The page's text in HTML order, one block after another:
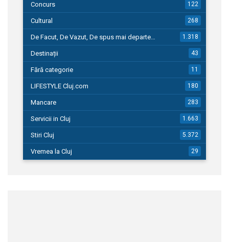
Concurs 122
Cultural 268
De Facut, De Vazut, De spus mai departe… 1.318
Destinații 43
Fără categorie 11
LIFESTYLE Cluj.com 180
Mancare 283
Servicii in Cluj 1.663
Stiri Cluj 5.372
Vremea la Cluj 29